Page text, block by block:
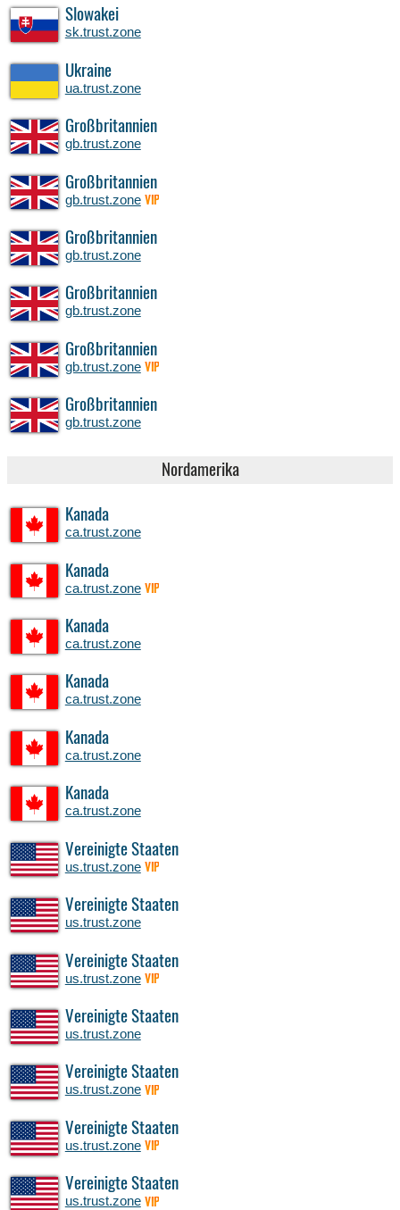
Slowakei
sk.trust.zone
Ukraine
ua.trust.zone
Großbritannien
gb.trust.zone
Großbritannien
gb.trust.zone VIP
Großbritannien
gb.trust.zone
Großbritannien
gb.trust.zone
Großbritannien
gb.trust.zone VIP
Großbritannien
gb.trust.zone
Nordamerika
Kanada
ca.trust.zone
Kanada
ca.trust.zone VIP
Kanada
ca.trust.zone
Kanada
ca.trust.zone
Kanada
ca.trust.zone
Kanada
ca.trust.zone
Vereinigte Staaten
us.trust.zone VIP
Vereinigte Staaten
us.trust.zone
Vereinigte Staaten
us.trust.zone VIP
Vereinigte Staaten
us.trust.zone
Vereinigte Staaten
us.trust.zone VIP
Vereinigte Staaten
us.trust.zone VIP
Vereinigte Staaten
us.trust.zone VIP